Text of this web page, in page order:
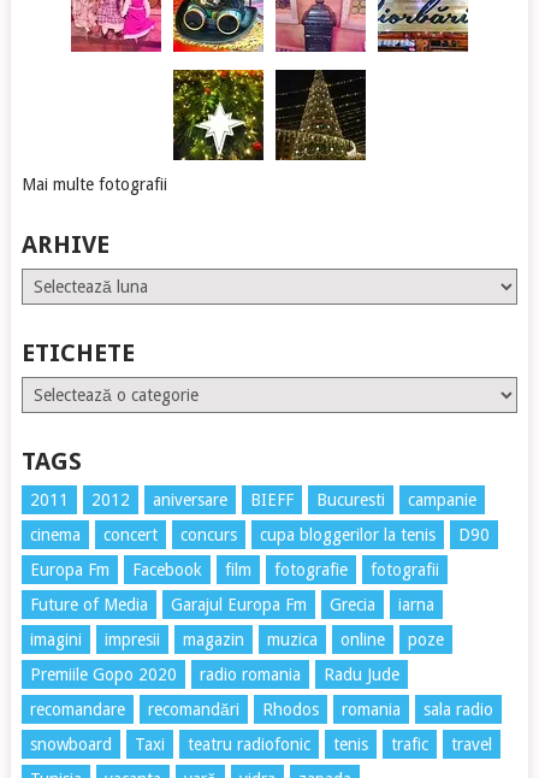
Mai multe fotografii
ARHIVE
Arhive
ETICHETE
Etichete
TAGS
2011 2012 aniversare BIEFF Bucuresti
campanie
cinema
concert concurs cupa bloggerilor la tenis
D90
Europa Fm
Facebook film fotografie
fotografii
Future of Media
Garajul Europa Fm Grecia
iarna
imagini
impresii magazin muzica online
poze
Premiile Gopo 2020
radio romania
Radu Jude
recomandare
recomandări Rhodos romania
sala radio
snowboard
Taxi teatru radiofonic tenis trafic
travel